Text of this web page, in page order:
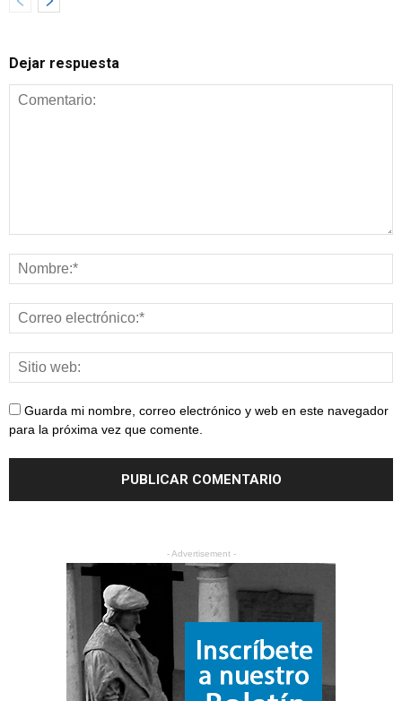
Dejar respuesta
Guarda mi nombre, correo electrónico y web en este navegador
para la próxima vez que comente.
- Advertisement -